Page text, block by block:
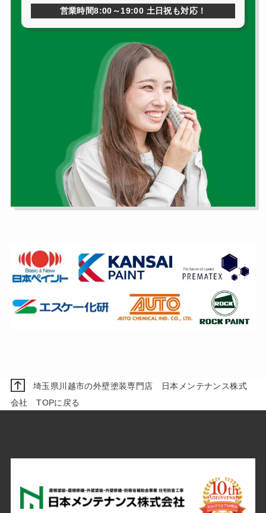
営業時間8:00～19:00 土日祝も対応！
埼玉県川越市の外壁塗装専門店 日本メンテナンス株式
会社 TOPに戻る